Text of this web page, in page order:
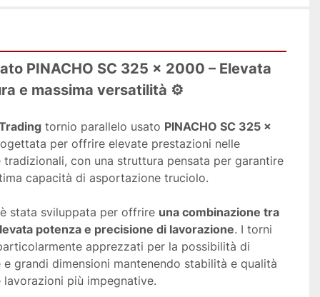
PINACHO SC 325 × 2000 – Elevata
e massima versatilità ⚙️
tornio parallelo usato PINACHO SC 325 ×
per offrire elevate prestazioni nelle
tradizionali, con una struttura pensata per garantire
capacità di asportazione truciolo.
è stata sviluppata per offrire una combinazione tra
potenza e precisione di lavorazione. I torni
apprezzati per la possibilità di
grandi dimensioni mantenendo stabilità e qualità
più impegnative.